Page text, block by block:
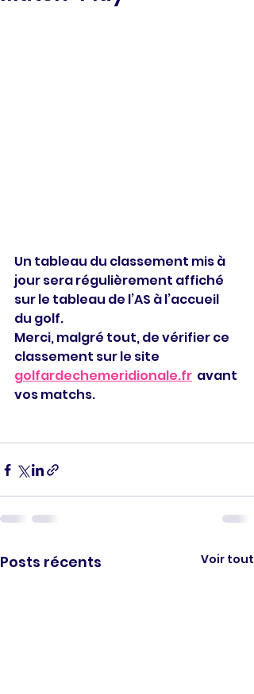
Un tableau du classement mis à
jour sera régulièrement affiché
sur le tableau de l’AS à l’accueil
du golf.
Merci, malgré tout, de vérifier ce
classement sur le site
golfardechemeridionale.fr
  avant
vos matchs.
Posts récents Voir tout